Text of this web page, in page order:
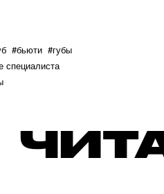
#бьюти #губы
специалиста